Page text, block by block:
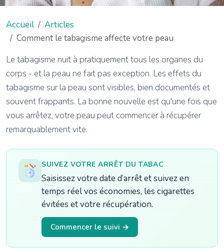
Accueil
Articles
Comment le tabagisme affecte votre peau
Le tabagisme nuit à pratiquement tous les organes du
corps - et la peau ne fait pas exception. Les effets du
tabagisme sur la peau sont visibles, bien documentés et
souvent frappants. La bonne nouvelle est qu'une fois que
vous arrêtez, votre peau peut commencer à récupérer
remarquablement vite.
SUIVEZ VOTRE ARRÊT DU TABAC
Saisissez votre date d’arrêt et suivez en
temps réel vos économies, les cigarettes
évitées et votre récupération.
Commencer le suivi →